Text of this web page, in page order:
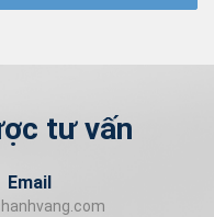
tư vấn
Email